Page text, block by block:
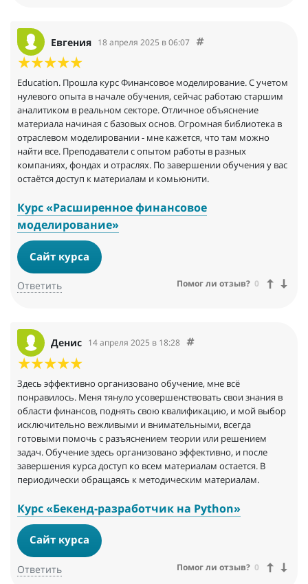
Евгения 18 апреля 2025 в 06:07
Education. Прошла курс Финансовое моделирование. С учетом
нулевого опыта в начале обучения, сейчас работаю старшим
аналитиком в реальном секторе. Отличное объяснение
материала начиная с базовых основ. Огромная библиотека в
отраслевом моделировании - мне кажется, что там можно
найти все. Преподаватели с опытом работы в разных
компаниях, фондах и отраслях. По завершении обучения у вас
остаётся доступ к материалам и комьюнити.
Курс «Расширенное финансовое
моделирование»
Сайт курса
Ответить Помог ли отзыв? 0
Денис 14 апреля 2025 в 18:28
Здесь эффективно организовано обучение, мне всё
понравилось. Меня тянуло усовершенствовать свои знания в
области финансов, поднять свою квалификацию, и мой выбор
исключительно вежливыми и внимательными, всегда
готовыми помочь с разъяснением теории или решением
задач. Обучение здесь организовано эффективно, и после
завершения курса доступ ко всем материалам остается. В
периодически обращаясь к методическим материалам.
Курс «Бекенд-разработчик на Python»
Сайт курса
Ответить Помог ли отзыв? 0